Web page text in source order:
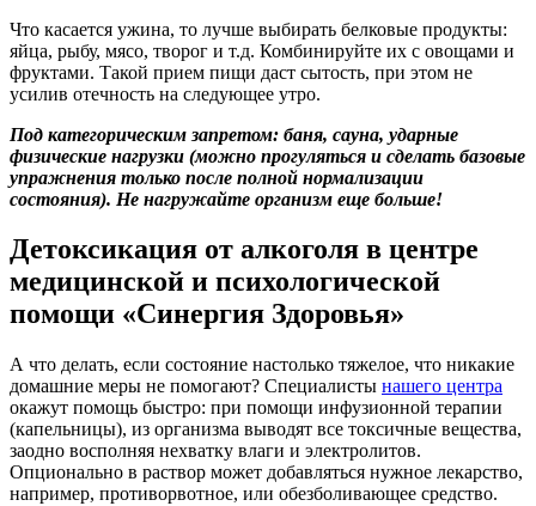
Что касается ужина, то лучше выбирать белковые продукты:
яйца, рыбу, мясо, творог и т.д. Комбинируйте их с овощами и
фруктами. Такой прием пищи даст сытость, при этом не
усилив отечность на следующее утро.
Под категорическим запретом: баня, сауна, ударные
физические нагрузки (можно прогуляться и сделать базовые
упражнения только после полной нормализации
состояния). Не нагружайте организм еще больше!
Детоксикация от алкоголя в центре
медицинской и психологической
помощи «Синергия Здоровья»
А что делать, если состояние настолько тяжелое, что никакие
домашние меры не помогают? Специалисты нашего центра
окажут помощь быстро: при помощи инфузионной терапии
(капельницы), из организма выводят все токсичные вещества,
заодно восполняя нехватку влаги и электролитов.
Опционально в раствор может добавляться нужное лекарство,
например, противорвотное, или обезболивающее средство.